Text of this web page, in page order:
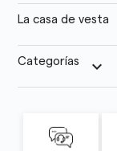
La casa de vesta
Categorías keyboard_arrow_down